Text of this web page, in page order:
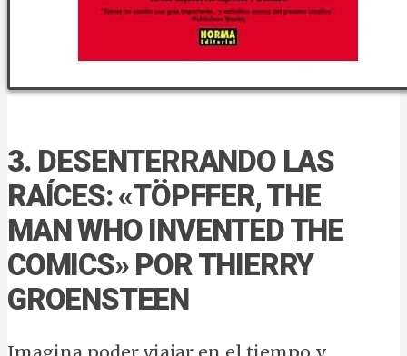
3. DESENTERRANDO LAS
RAÍCES: «TÖPFFER, THE
MAN WHO INVENTED THE
COMICS» POR THIERRY
GROENSTEEN